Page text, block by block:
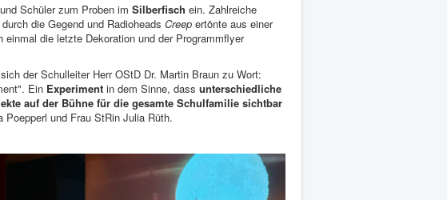
Schüler zum Proben im Silberfisch ein. Zahlreiche
die Gegend und Radioheads Creep ertönte aus einer
die letzte Dekoration und der Programmflyer
der Schulleiter Herr OStD Dr. Martin Braun zu Wort:
Ein Experiment in dem Sinne, dass unterschiedliche
auf der Bühne für die gesamte Schulfamilie sichtbar
und Frau StRin Julia Rüth.